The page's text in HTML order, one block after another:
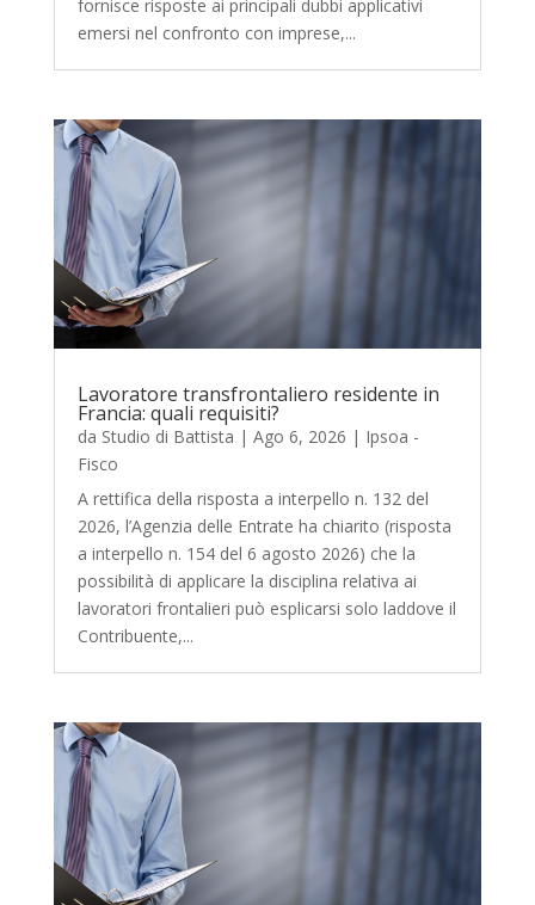
fornisce risposte ai principali dubbi applicativi
emersi nel confronto con imprese,...
Lavoratore transfrontaliero residente in
Francia: quali requisiti?
da Studio di Battista | Ago 6, 2026 | Ipsoa -
Fisco
A rettifica della risposta a interpello n. 132 del
2026, l’Agenzia delle Entrate ha chiarito (risposta
a interpello n. 154 del 6 agosto 2026) che la
possibilità di applicare la disciplina relativa ai
lavoratori frontalieri può esplicarsi solo laddove il
Contribuente,...